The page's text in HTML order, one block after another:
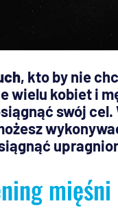
, kto by nie
wielu kobiet i
swój